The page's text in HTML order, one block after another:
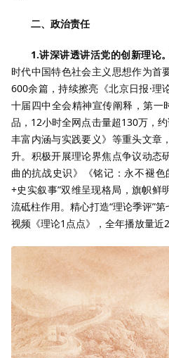
二、政治责任
1.讲深讲透讲活党的创新理论
时代中国特色社会主义思想作为首
600余篇，持续擦亮《北京日报·理
十届四中全会精神宣传阐释，第一
品，12小时全网点击量超130万，
丰富内涵与实践要义》等重头文章
升。积极开展理论界焦点争议动态
曲的抗战史识》《铭记：永不褪
+史实叙事”双维呈现格局，旗帜鲜
流砥柱作用。精心打造“理论季评”
视频《理论1点点》，全年播放量近